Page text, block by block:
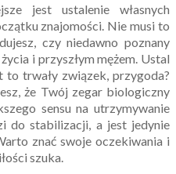
jest ustalenie własnych
znajomości. Nie musi to
czy niedawno poznany
i przyszłym mężem. Ustal
to trwały związek, przygoda?
że Twój zegar biologiczny
sensu na utrzymywanie
do stabilizacji, a jest jedynie
znać swoje oczekiwania i
szuka.